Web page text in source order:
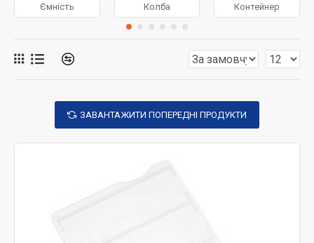
Ємність Колба Контейнер
ЗАВАНТАЖИТИ ПОПЕРЕДНІ ПРОДУКТИ